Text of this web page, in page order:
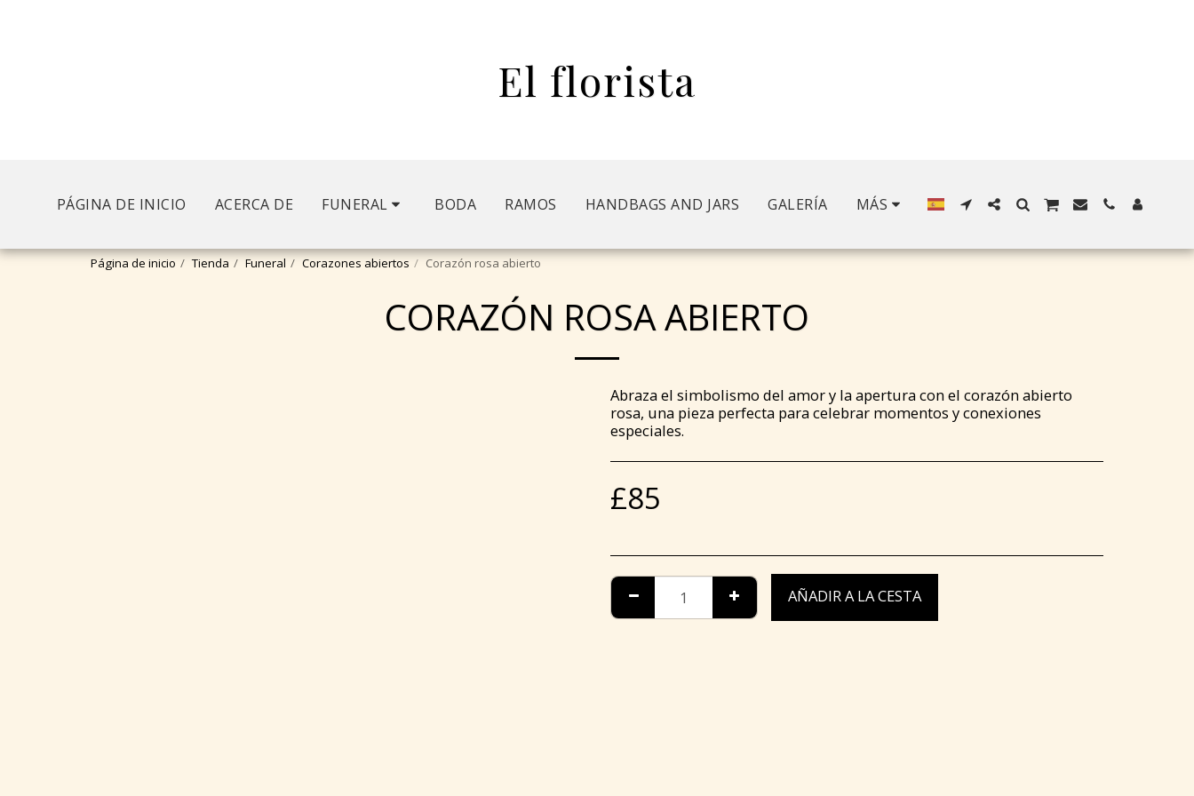
El florista
PÁGINA DE INICIO ACERCA DE FUNERAL BODA RAMOS HANDBAGS AND JARS GALERÍA MÁS
Página de inicio Tienda Funeral Corazones abiertos Corazón rosa abierto
CORAZÓN ROSA ABIERTO
Abraza el simbolismo del amor y la apertura con el corazón abierto
rosa, una pieza perfecta para celebrar momentos y conexiones
especiales.
£85
AÑADIR A LA CESTA